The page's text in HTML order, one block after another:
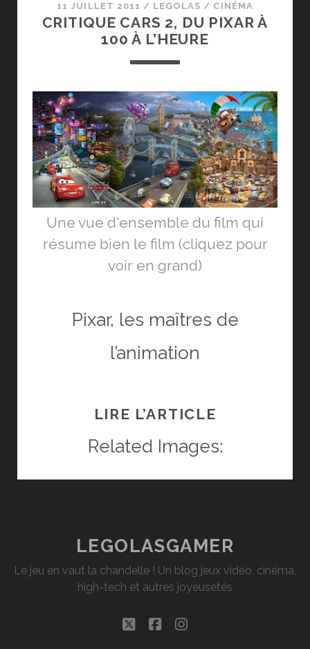
11 JUILLET 2011 / LEGOLAS / CINÉMA
CRITIQUE CARS 2, DU PIXAR À
100 À L’HEURE
Une vue d'ensemble du film qui
résume bien le film (cliquez pour
voir en grand)
Pixar, les maîtres de
l’animation
LIRE L’ARTICLE
À
100
Related Images:
LEGOLASGAMER
Le jeu en vaut la chandelle ! Un blog jeux vidéo, cinéma,
high-tech et autres joyeusetés
twitterfacebookinstagram